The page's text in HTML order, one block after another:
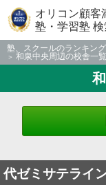
オリコン顧客
塾・学習塾 検
塾、スクールのランキン
和泉中央周辺の校舎一覧
代ゼミサテライ